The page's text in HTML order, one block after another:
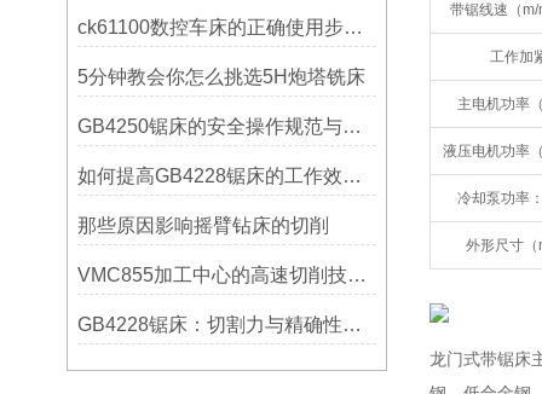
ck61100数控车床的正确使用步骤是什么？
5分钟教会你怎么挑选5H炮塔铣床
GB4250锯床的安全操作规范与注意事项
如何提高GB4228锯床的工作效率？
那些原因影响摇臂钻床的切削
VMC855加工中心的高速切削技术介绍
GB4228锯床：切割力与精确性的结合
带锯线速（
工作加
主电机功率
液压电机功率
冷却泵功率
外形尺寸（
龙门式带锯床